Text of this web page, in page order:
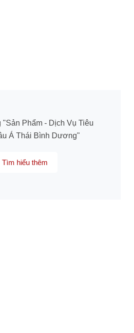
Phẩm - Dịch Vụ Tiêu
Á Thái Bình Dương"
Tìm hiểu thêm